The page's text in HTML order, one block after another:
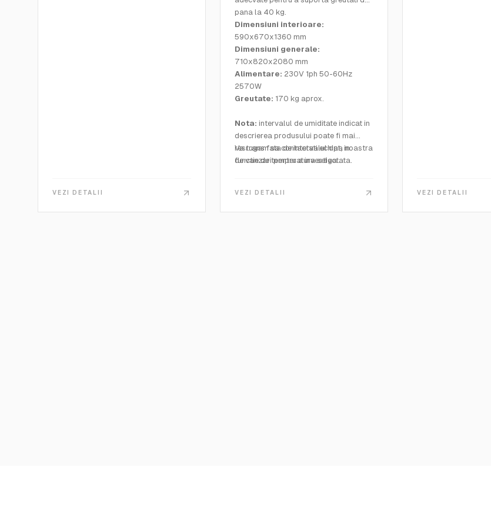
VEZI DETALII
pana la 40 kg.
Dimensiuni interioare:
590x670x1360 mm
Dimensiuni generale:
710x820x2080 mm
Alimentare: 230V 1ph 50-60Hz
2570W
Greutate: 170 kg aprox.
Nota: intervalul de umiditate indicat in
descrierea produsului poate fi mai
restrans fata de intervalul dat, in
functie de temperatura selectata.
procedurile de maturare care necesita
monitorizarea CO2.
Va rugam sa contactati echipa noastra
de vanzari pentru a investiga
VEZI DETALII VEZI DETALII